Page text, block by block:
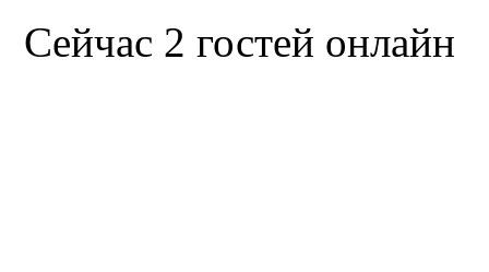
Сейчас 2 гостей онлайн